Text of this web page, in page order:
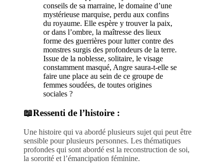
conseils de sa marraine, le domaine d’une
mystérieuse marquise, perdu aux confins
du royaume. Elle espère y trouver la paix,
or dans l’ombre, la maîtresse des lieux
forme des guerrières pour lutter contre des
monstres surgis des profondeurs de la terre.
Issue de la noblesse, solitaire, le visage
constamment masqué, Angre saura-t-elle se
faire une place au sein de ce groupe de
femmes soudées, de toutes origines
sociales ?
📖Ressenti de l’histoire :
Une histoire qui va abordé plusieurs sujet qui peut être
sensible pour plusieurs personnes. Les thématiques
profondes qui sont abordé est la reconstruction de soi,
la sororité et l’émancipation féminine.